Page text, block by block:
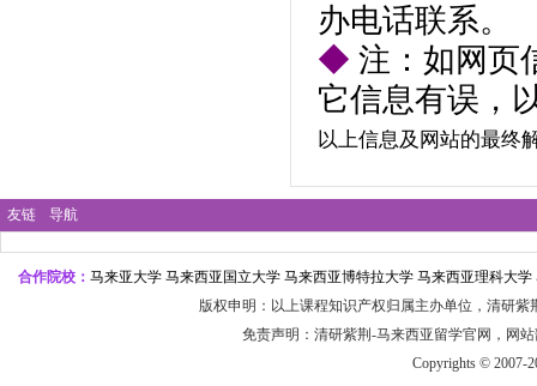
办电话联系。
◆ 注：如网页
它信息有误，
以上信息及网站的最终
友链 导航
合作院校： 马来亚大学 马来西亚国立大学 马来西亚博特拉大学 马来西亚理科大
版权申明：以上课程知识产权归属主办单位， 清研紫
免责声明： 清研紫荆-马来西亚留学官 网，网站
Copyrights © 2007-